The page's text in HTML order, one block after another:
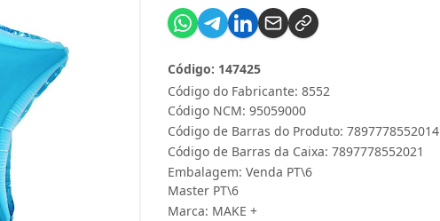
Código do Fabricante: 8552
Código: 147425
Código NCM: 95059000
Código de Barras do Produto: 7897778552014
Código de Barras da Caixa: 7897778552021
Embalagem: Venda PT\6
Master PT\6
Marca: MAKE +